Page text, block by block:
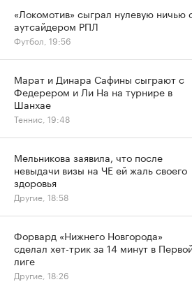
«Локомотив» сыграл нулевую ничью
аутсайдером РПЛ
Футбол, 19:56
Марат и Динара Сафины сыграют с
Федерером и Ли На на турнире в
Шанхае
Теннис, 19:48
Мельникова заявила, что после
невыдачи визы на ЧЕ ей жаль своего
здоровья
Другие, 18:58
Форвард «Нижнего Новгорода»
сделал хет-трик за 14 минут в
лиге
Другие, 18:26